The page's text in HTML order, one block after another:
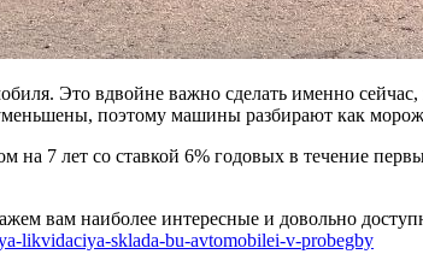
Это вдвойне важно сделать именно
поэтому машины разбирают как
на 7 лет со ставкой 6% годовых в течение
вам наиболее интересные и довольно
likvidaciya-sklada-bu-avtomobilei-v-probegby